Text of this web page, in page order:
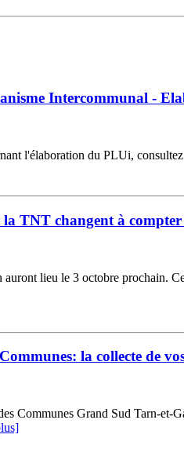
Intercommunal -
l'élaboration du PLUi,
la TNT changent à
lieu le 3 octobre prochain.
la collecte de
Communes Grand Sud Tarn-et-